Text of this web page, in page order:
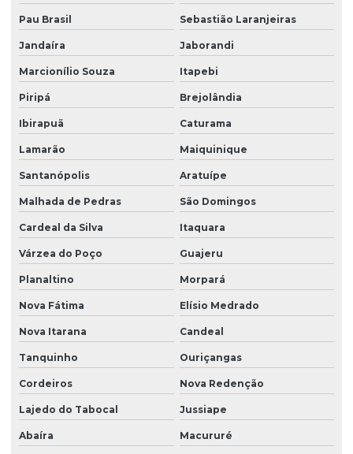
Pau Brasil Sebastião Laranjeiras
Jandaíra Jaborandi
Marcionílio Souza Itapebi
Piripá Brejolândia
Ibirapuã Caturama
Lamarão Maiquinique
Santanópolis Aratuípe
Malhada de Pedras São Domingos
Cardeal da Silva Itaquara
Várzea do Poço Guajeru
Planaltino Morpará
Nova Fátima Elísio Medrado
Nova Itarana Candeal
Tanquinho Ouriçangas
Cordeiros Nova Redenção
Lajedo do Tabocal Jussiape
Abaíra Macururé